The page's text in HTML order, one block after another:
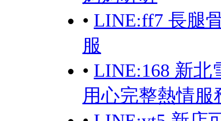
• LINE:ff7 長腿
服
• LINE:168 新北
用心完整熱情服